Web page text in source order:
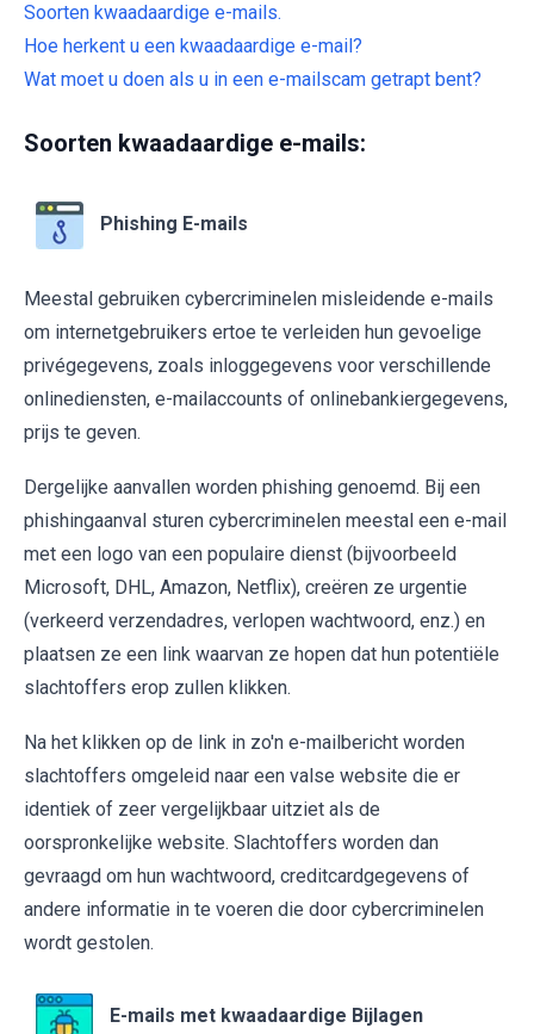
Soorten kwaadaardige e-mails.
Hoe herkent u een kwaadaardige e-mail?
Wat moet u doen als u in een e-mailscam getrapt bent?
Soorten kwaadaardige e-mails:
Phishing E-mails
Meestal gebruiken cybercriminelen misleidende e-mails
om internetgebruikers ertoe te verleiden hun gevoelige
privégegevens, zoals inloggegevens voor verschillende
onlinediensten, e-mailaccounts of onlinebankiergegevens,
prijs te geven.
Dergelijke aanvallen worden phishing genoemd. Bij een
phishingaanval sturen cybercriminelen meestal een e-mail
met een logo van een populaire dienst (bijvoorbeeld
Microsoft, DHL, Amazon, Netflix), creëren ze urgentie
(verkeerd verzendadres, verlopen wachtwoord, enz.) en
plaatsen ze een link waarvan ze hopen dat hun potentiële
slachtoffers erop zullen klikken.
Na het klikken op de link in zo'n e-mailbericht worden
slachtoffers omgeleid naar een valse website die er
identiek of zeer vergelijkbaar uitziet als de
oorspronkelijke website. Slachtoffers worden dan
gevraagd om hun wachtwoord, creditcardgegevens of
andere informatie in te voeren die door cybercriminelen
wordt gestolen.
E-mails met kwaadaardige Bijlagen